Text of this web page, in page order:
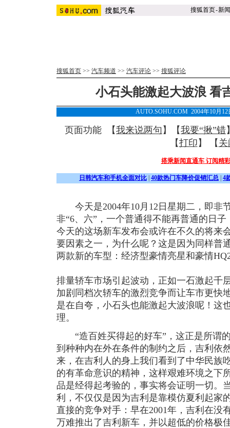
搜狐首页-新闻
搜狐首页 >> 汽车频道 >> 汽车评论 >> 搜狐评论
小石头能激起大波浪 看
AUTO.SOHU.COM 2004年10月
页面功能 【我来说两句 】【我要“揪”错
【打印 】 【 关
搭乘新闻直通车 订阅精
日韩汽车和手机全面对比 40款热门车降价促销汇总 4
今天是2004年10月12日星期二，即非
非“6、六”，一个普通得不能再普通的日
今天的这场新车发布会或许在不久的将来
要因素之一，为什么呢？这是因为同样普
两款新的车型：经济型豪情亮星和豪情
排量轿车市场引起波动，正如一石激起千
加剧同档次轿车的激烈竞争而让车市更
是在自夸，小石头也能激起大波浪呢！这
理。
“造百姓买得起的好车”，这正是所谓
到种种内在外在条件的制约之后，吉利依
来，在吉利人的身上我们看到了中华民族
的有革命意识的精神，这样艰难环境之下
品是经得起考验的，事实将会证明一切。
利，不仅仅是因为吉利是靠模仿夏利起家
直接的竞争对手：早在2001年，吉利在没
万难推出了吉利新车，并以超低的价格极